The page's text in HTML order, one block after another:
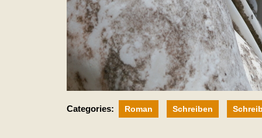
Categories: Roman Schreiben